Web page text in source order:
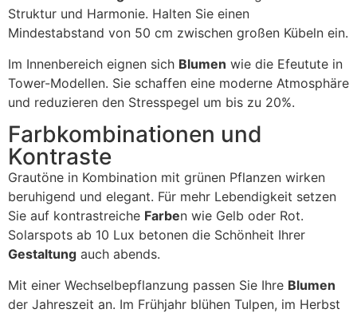
Struktur und Harmonie. Halten Sie einen
Mindestabstand von 50 cm zwischen großen Kübeln ein.
Im Innenbereich eignen sich Blumen wie die Efeutute in
Tower-Modellen. Sie schaffen eine moderne Atmosphäre
und reduzieren den Stresspegel um bis zu 20%.
Farbkombinationen und
Kontraste
Grautöne in Kombination mit grünen Pflanzen wirken
beruhigend und elegant. Für mehr Lebendigkeit setzen
Sie auf kontrastreiche Farben wie Gelb oder Rot.
Solarspots ab 10 Lux betonen die Schönheit Ihrer
Gestaltung auch abends.
Mit einer Wechselbepflanzung passen Sie Ihre Blumen
der Jahreszeit an. Im Frühjahr blühen Tulpen, im Herbst